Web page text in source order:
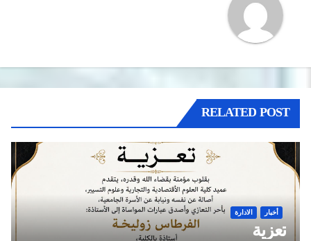
RELATED POST
أخبار الادارة
تعزية